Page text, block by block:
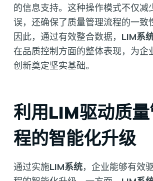
的信息支持。这种操作模式不仅减
误，还确保了质量管理流程的一致
因此，通过有效整合数据， LIM系
在品质控制方面的整体表现，为企
创新奠定坚实基础。
利用LIM驱动质
程的智能化升级
通过实施LIM系统，企业能够有效